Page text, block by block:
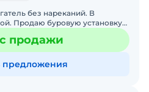
без нареканий. В
Продаю буровую установку
полезных функций!
продажи
предложения